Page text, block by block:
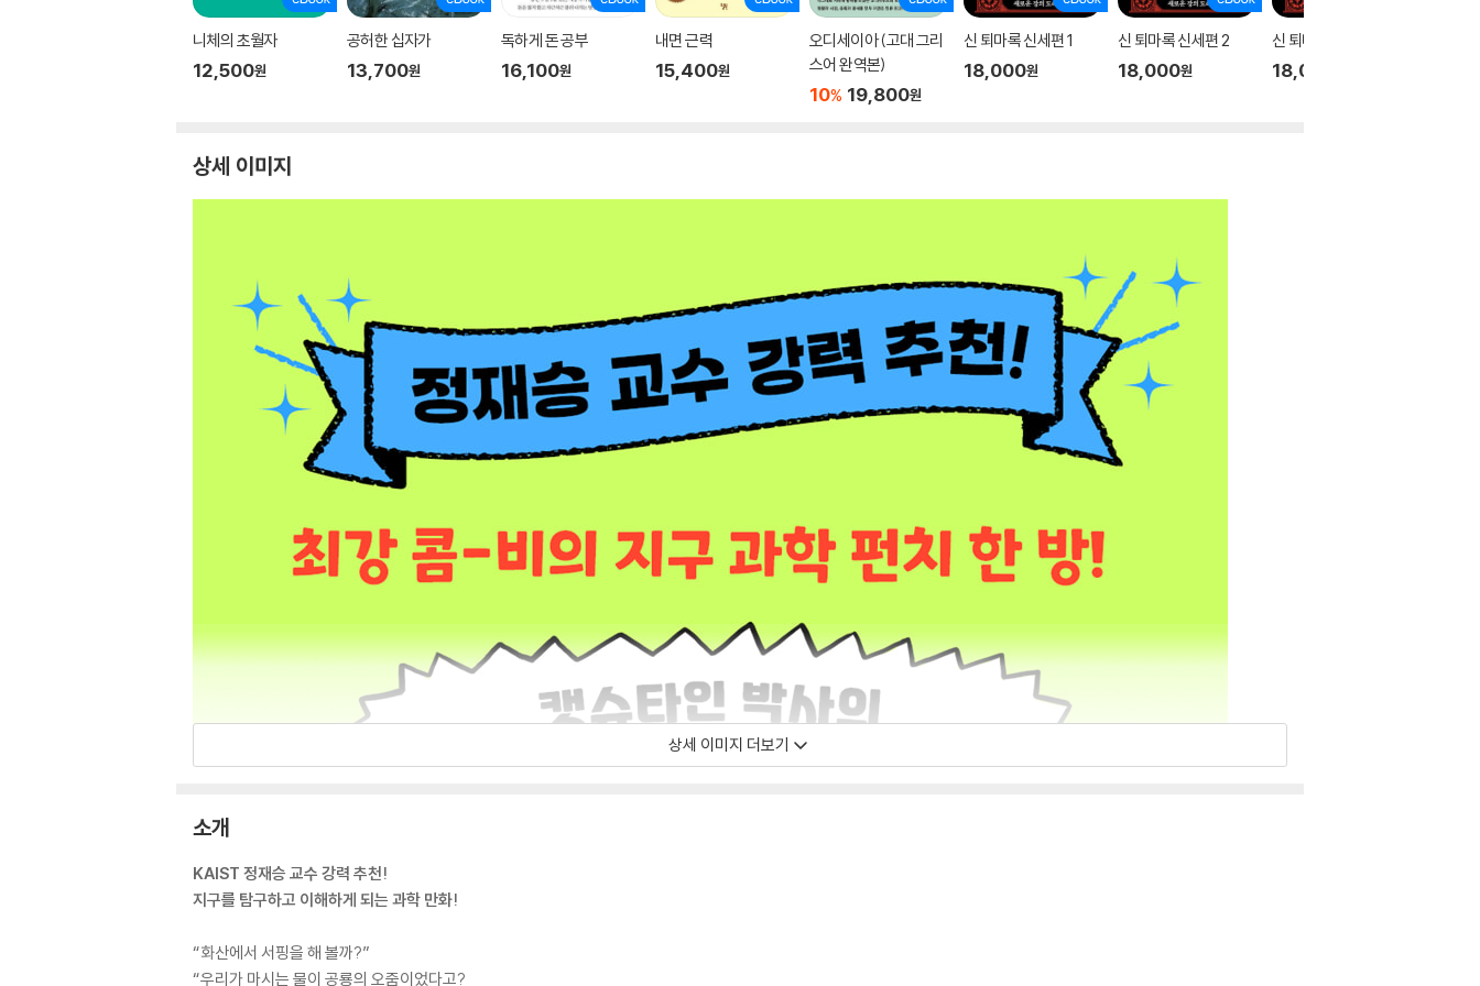
니체의 초월자
12,500원
공허한 십자가
13,700원
독하게 돈 공부
16,100원
내면 근력
15,400원
오디세이아 (고대 그리
스어 완역본)
10% 19,800원
신 퇴마록 신세편 1
18,000원
신 퇴마록 신세편 2
18,000원
신 퇴마록 신세편 3
18,000
상세 이미지
상세 이미지 더보기
소개
KAIST 정재승 교수 강력 추천!
지구를 탐구하고 이해하게 되는 과학 만화!
“화산에서 서핑을 해 볼까?”
“우리가 마시는 물이 공룡의 오줌이었다고?